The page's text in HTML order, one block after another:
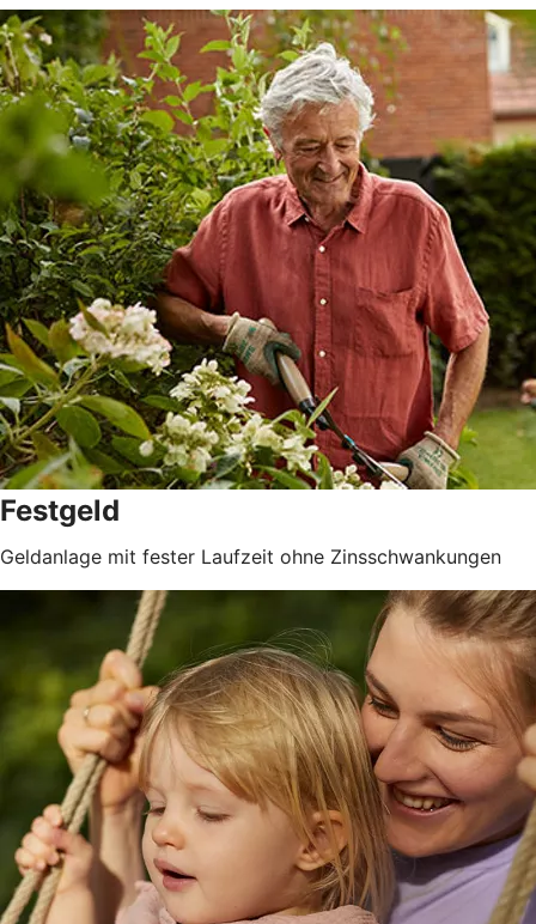
Festgeld
Geldanlage mit fester Laufzeit ohne Zinsschwankungen